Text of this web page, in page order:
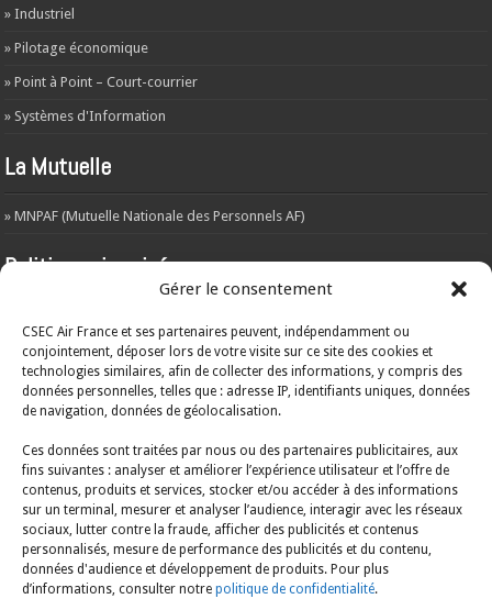
Gérer le consentement
CSEC Air France et ses partenaires peuvent, indépendamment ou
conjointement, déposer lors de votre visite sur ce site des cookies et
technologies similaires, afin de collecter des informations, y compris des
données personnelles, telles que : adresse IP, identifiants uniques, données
de navigation, données de géolocalisation.
Ces données sont traitées par nous ou des partenaires publicitaires, aux
fins suivantes : analyser et améliorer l’expérience utilisateur et l’offre de
contenus, produits et services, stocker et/ou accéder à des informations
sur un terminal, mesurer et analyser l’audience, interagir avec les réseaux
sociaux, lutter contre la fraude, afficher des publicités et contenus
personnalisés, mesure de performance des publicités et du contenu,
données d'audience et développement de produits. Pour plus
d’informations, consulter notre politique de confidentialité.
» Industriel
» Pilotage économique
» Point à Point – Court-courrier
» Systèmes d'Information
La Mutuelle
» MNPAF (Mutuelle Nationale des Personnels AF)
Politique vie privée
csecaf.fr – de la manière dont les données sont récoltées et traitées par le
responsable du traitement. Aconsulter ICI
ARCHIVES
Mentions légales
A consulter ICI
Politique en matière de cookies